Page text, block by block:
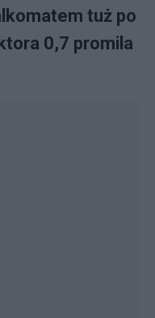
tuż po
0,7 promila